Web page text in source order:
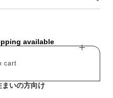
available
cart
まいの方向け